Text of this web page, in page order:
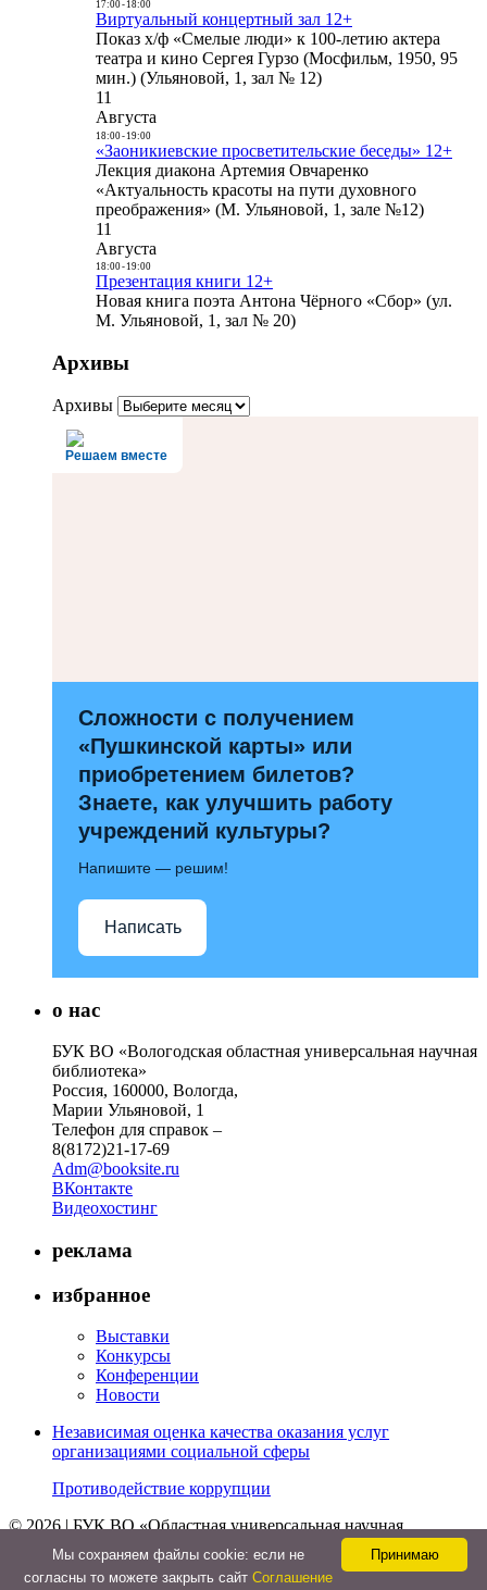
17:00- 18:00
Виртуальный концертный зал 12+
Показ х/ф «Смелые люди» к 100-летию актера
театра и кино Сергея Гурзо (Мосфильм, 1950, 95
мин.) (Ульяновой, 1, зал № 12)
11
Августа
18:00- 19:00
«Заоникиевские просветительские беседы» 12+
Лекция диакона Артемия Овчаренко
«Актуальность красоты на пути духовного
преображения» (М. Ульяновой, 1, зале №12)
11
Августа
18:00- 19:00
Презентация книги 12+
Новая книга поэта Антона Чёрного «Сбор» (ул.
М. Ульяновой, 1, зал № 20)
Архивы
Архивы
Решаем вместе
Сложности с получением
«Пушкинской карты» или
приобретением билетов?
Знаете, как улучшить работу
учреждений культуры?
Напишите — решим!
Написать
о нас
БУК ВО «Вологодская областная универсальная научная
библиотека»
Россия, 160000, Вологда,
Марии Ульяновой, 1
Телефон для справок –
8(8172)21-17-69
Adm@booksite.ru
ВКонтакте
Видеохостинг
реклама
избранное
Выставки
Конкурсы
Конференции
Новости
Независимая оценка качества оказания услуг
организациями социальной сферы
Противодействие коррупции
© 2026 | БУК ВО «Областная универсальная научная
библиотека»
Принимаю
Мы cохраняем файлы cookie: если не
согласны то можете закрыть сайт Соглашение